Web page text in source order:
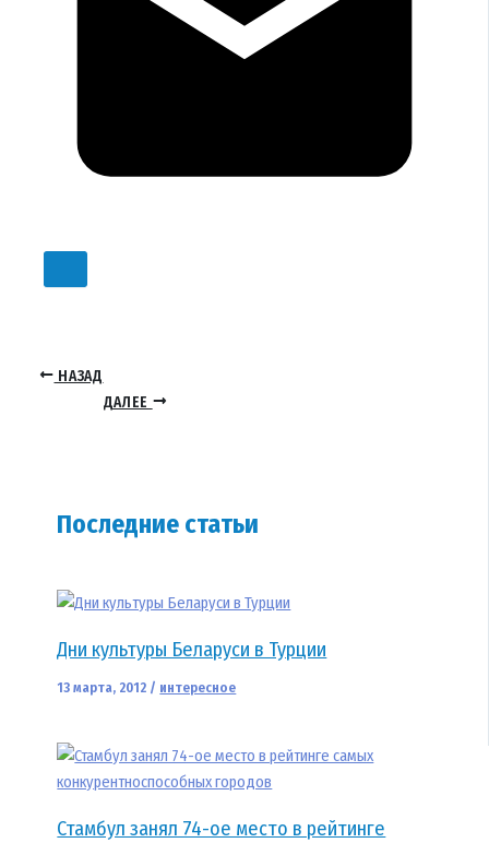
НАЗАД
ДАЛЕЕ
Последние статьи
Дни культуры Беларуси в Турции
13 марта, 2012 / интересное
Стамбул занял 74-ое место в рейтинге